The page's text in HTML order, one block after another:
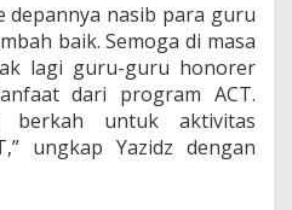
depannya nasib para guru
baik. Semoga di masa
lagi guru-guru honorer
dari program ACT.
berkah untuk aktivitas
ungkap Yazidz dengan